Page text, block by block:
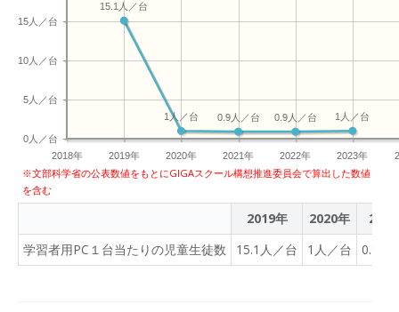
れでも、ICTの活用は、
「デジタル化」が急速に進
んでいる社会で生きていく
子どもたちにとって、なく
でしょう。 私たち教員もめ
げずに学びを深め、オレン
ジキッズとともにICTの技
2018年 2019年 2020年 2021年 2022年 2023年
0人／台
5人／台
10人／台
15人／台
1人／台
0.9人／台
0.9人／台
1人／台
15.1人／台
※文部科学省の公表数値をもとにGIGAスクール構想推進委員会で算出した数値
を含む
2019年 2020年
学習者用PC１台当たりの児童生徒数
15.1人／台 1人／台 0.9人